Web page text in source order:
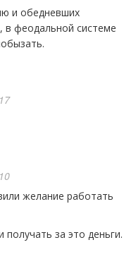
в феодальной системе
за это деньги.